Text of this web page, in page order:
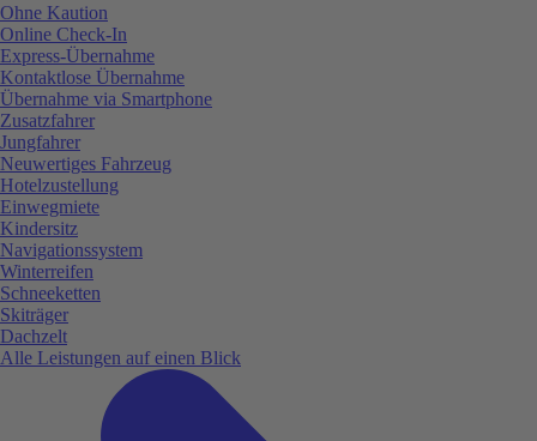
Ohne Kaution
Online Check-In
Express-Übernahme
Kontaktlose Übernahme
Übernahme via Smartphone
Zusatzfahrer
Jungfahrer
Neuwertiges Fahrzeug
Hotelzustellung
Einwegmiete
Kindersitz
Navigationssystem
Winterreifen
Schneeketten
Skiträger
Dachzelt
Alle Leistungen auf einen Blick